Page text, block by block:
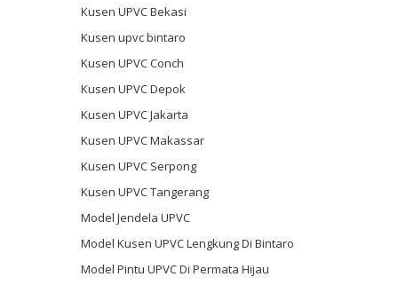
Kusen UPVC Bekasi
Kusen upvc bintaro
Kusen UPVC Conch
Kusen UPVC Depok
Kusen UPVC Jakarta
Kusen UPVC Makassar
Kusen UPVC Serpong
Kusen UPVC Tangerang
Model Jendela UPVC
Model Kusen UPVC Lengkung Di Bintaro
Model Pintu UPVC Di Permata Hijau